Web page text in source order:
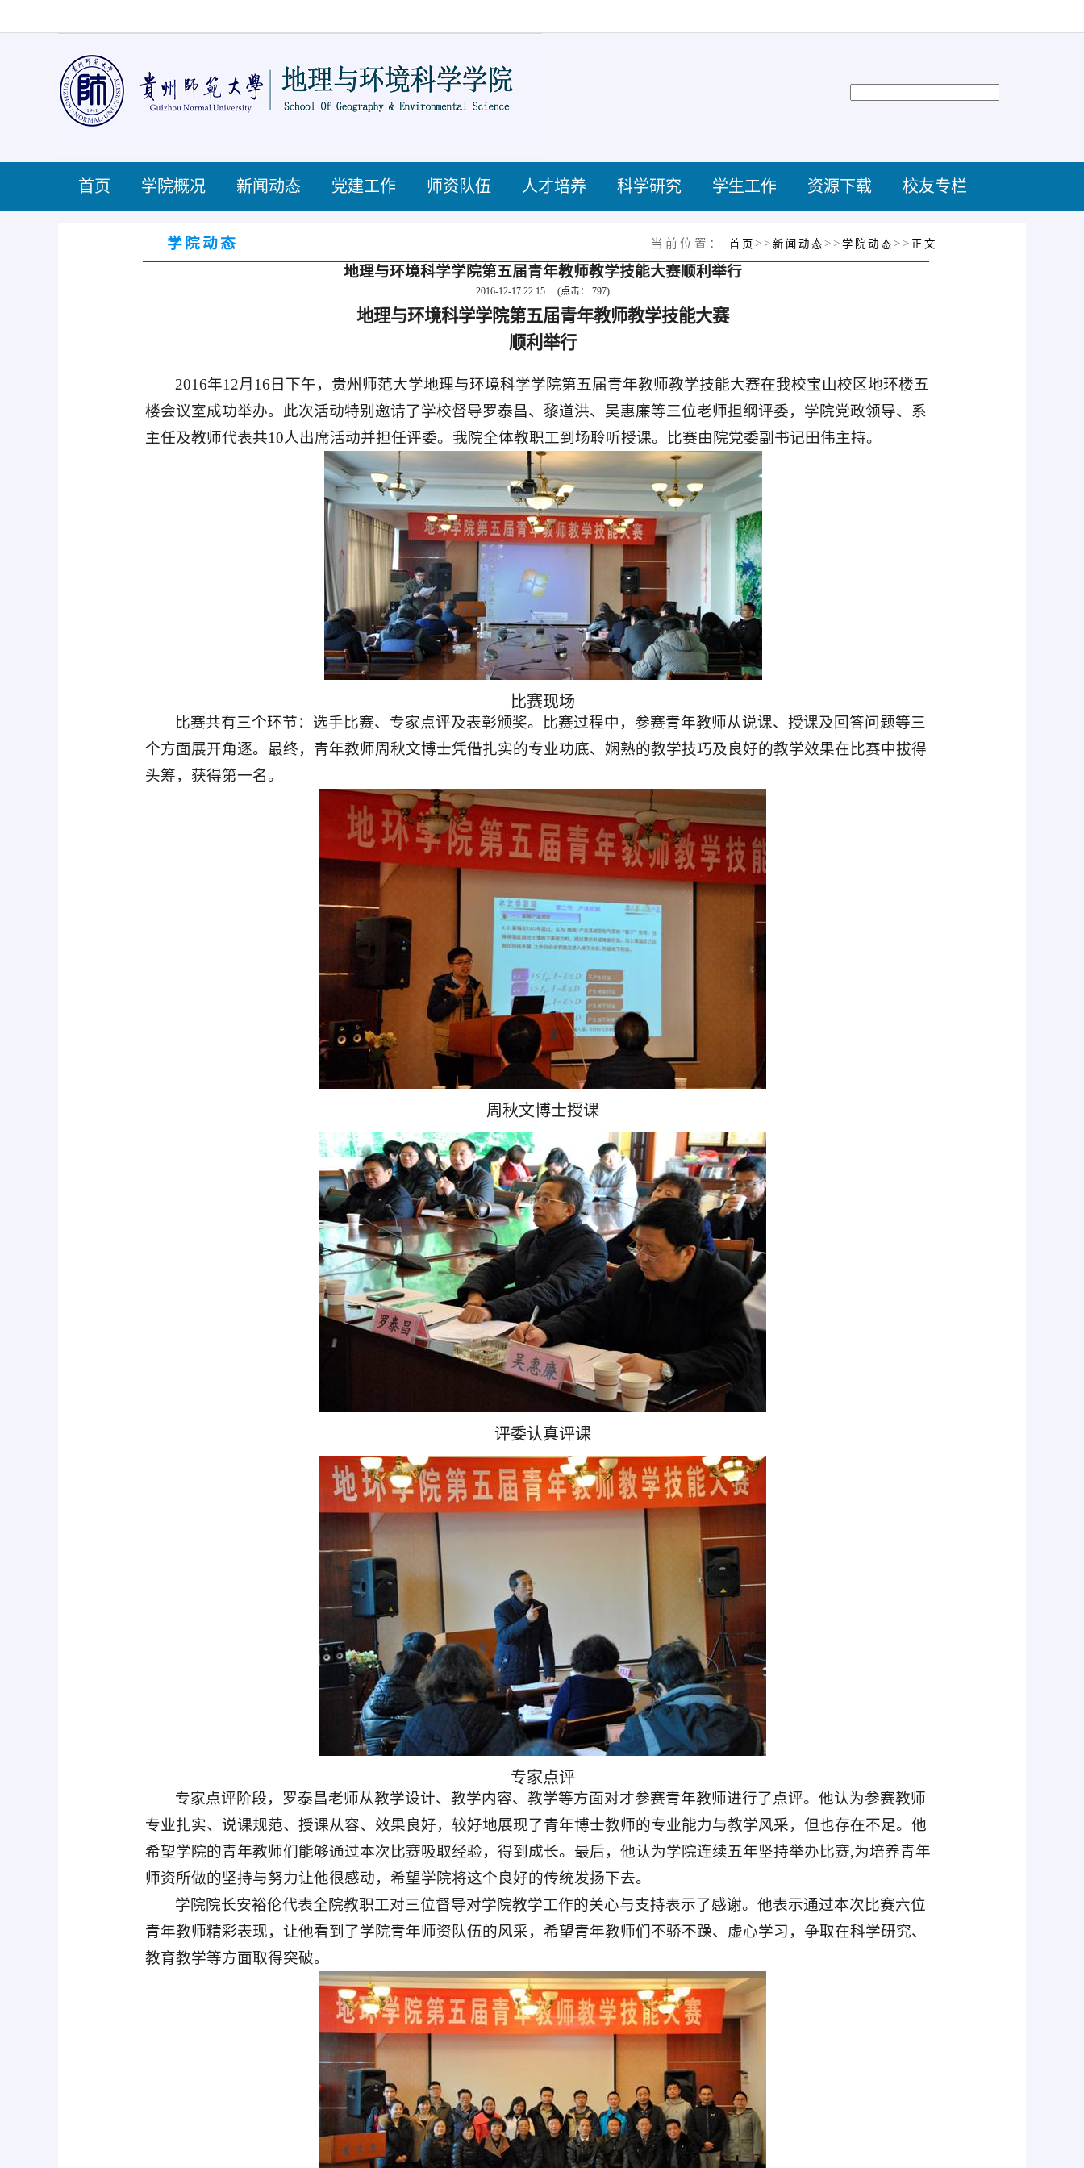
首页 学院概况 新闻动态 党建工作 师资队伍 人才培养 科学研究 学生工作 资源下载 校友专栏
学院动态 当前位置： 首页 >> 新闻动态 >> 学院动态 >> 正文
地理与环境科学学院第五届青年教师教学技能大赛顺利举行
2016-12-17 22:15 (点击： 797)
地理与环境科学学院第五届青年教师教学技能大赛
顺利举行
2016年12月 16 日下午，贵州师范大学地理与环境科学学院第五届青年教师教学技能大赛在我校宝山校区地环楼五
楼会议室成功举办。此次活动特别邀请了学校督导罗泰昌、黎道洪、吴惠廉等三位老师担纲评委，学院党政领导、系
主任及教师代表共10人出席活动并担任评委。我院全体教职工到场聆听授课。比赛由院党委副书记田伟主持。
比赛现场
比赛共有三个环节：选手比赛、专家点评及表彰颁奖。比赛过程中，参赛青年教师从说课、授课及回答问题等三
个方面展开角逐。最终，青年教师周秋文博士凭借扎实的专业功底、娴熟的教学技巧及良好的教学效果在比赛中拔得
头筹，获得第一名。
周秋文博士授课
评委认真评课
专家点评
专家点评阶段，罗泰昌老师从教学设计、教学内容、教学等方面对才参赛青年教师进行了点评。他认为参赛教师
专业扎实、说课规范、授课从容、效果良好，较好地展现了青年博士教师的专业能力与教学风采，但也存在不足。他
希望学院的青年教师们能够通过本次比赛吸取经验，得到成长。最后，他认为学院连续五年坚持举办比赛,为培养青年
师资所做的坚持与努力让他很感动，希望学院将这个良好的传统发扬下去。
学院院长安裕伦代表全院教职工对三位督导对学院教学工作的关心与支持表示了感谢。他表示通过本次比赛六位
青年教师精彩表现，让他看到了学院青年师资队伍的风采，希望青年教师们不骄不躁、虚心学习，争取在科学研究、
教育教学等方面取得突破。